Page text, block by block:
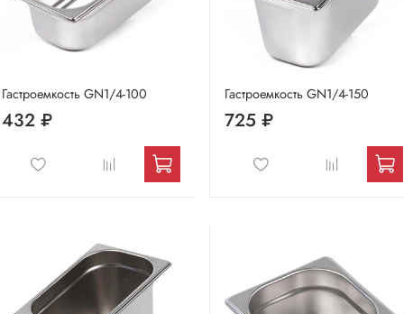
Гастроемкость GN1/4-100
432 ₽
Гастроемкость GN1/4-150
725 ₽